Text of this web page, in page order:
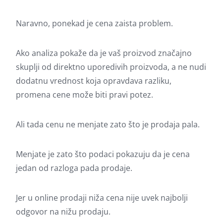
Naravno, ponekad je cena zaista problem.
Ako analiza pokaže da je vaš proizvod značajno
skuplji od direktno uporedivih proizvoda, a ne nudi
dodatnu vrednost koja opravdava razliku,
promena cene može biti pravi potez.
Ali tada cenu ne menjate zato što je prodaja pala.
Menjate je zato što podaci pokazuju da je cena
jedan od razloga pada prodaje.
Jer u online prodaji niža cena nije uvek najbolji
odgovor na nižu prodaju.